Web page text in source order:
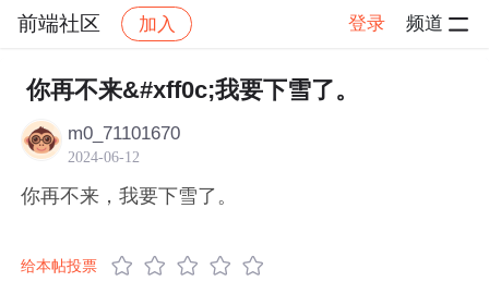
前端社区 加入 登录 频道
社区 前端社区 感慨 帖子详情
你再不来&#xff0c;我要下雪了。
m0_71101670
2024-06-12
你再不来，我要下雪了。
给本帖投票